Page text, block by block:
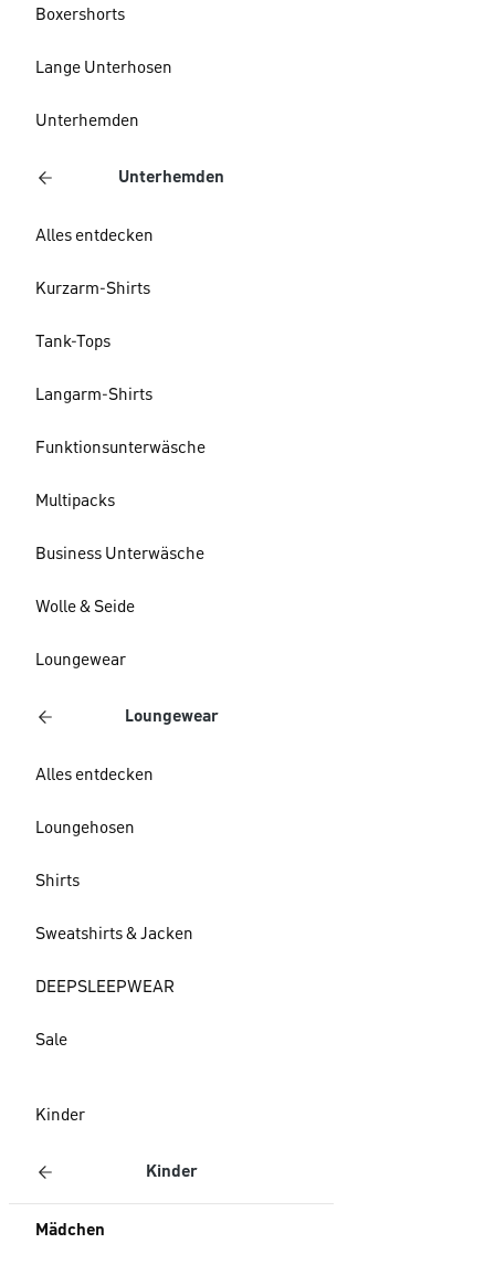
Boxershorts
Lange Unterhosen
Unterhemden
Unterhemden
Alles entdecken
Kurzarm-Shirts
Tank-Tops
Langarm-Shirts
Funktionsunterwäsche
Multipacks
Business Unterwäsche
Wolle & Seide
Loungewear
Loungewear
Alles entdecken
Loungehosen
Shirts
Sweatshirts & Jacken
DEEPSLEEPWEAR
Sale
Kinder
Kinder
Mädchen